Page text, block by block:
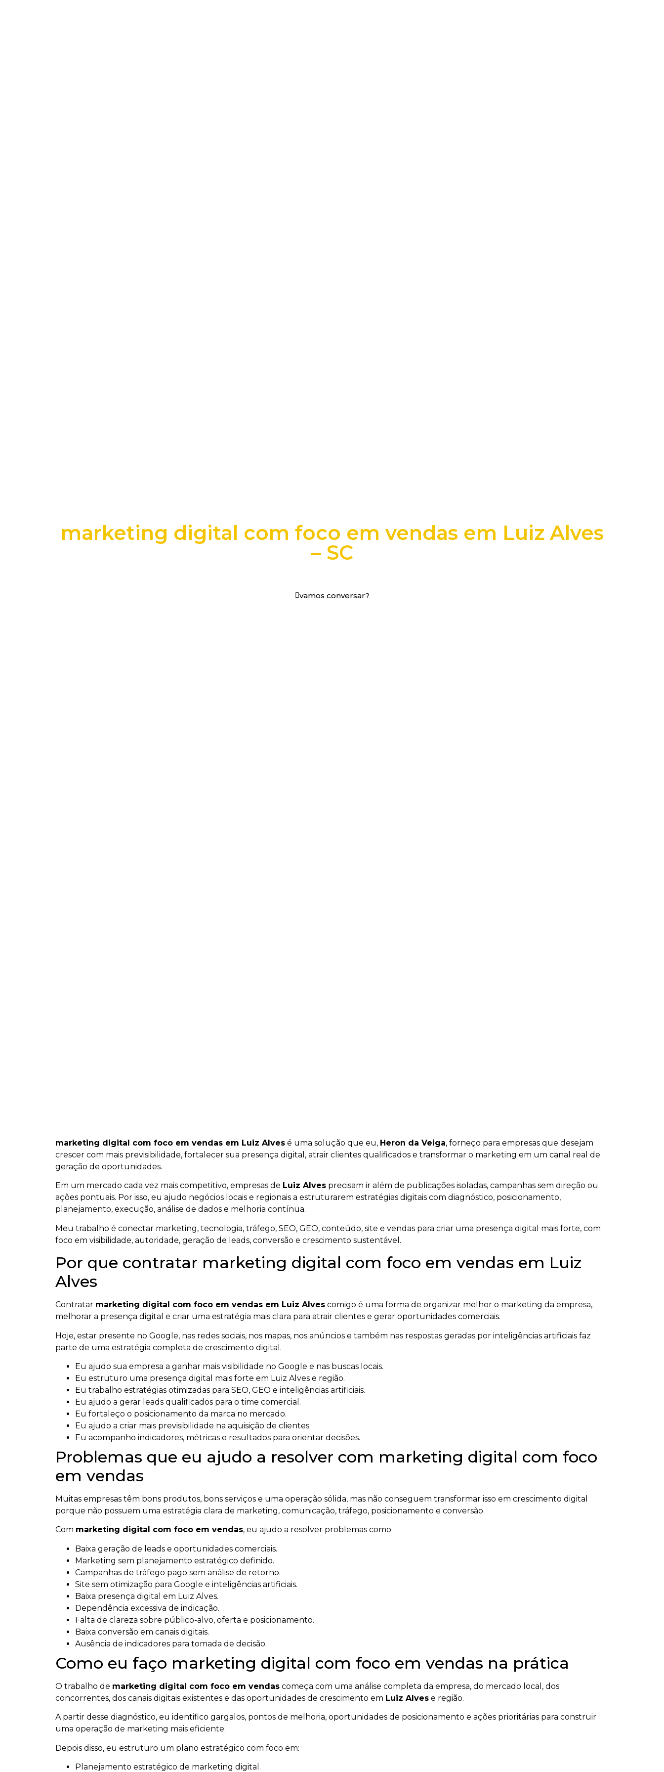
marketing digital com foco em vendas em Luiz Alves
– SC
vamos conversar?
marketing digital com foco em vendas em Luiz Alves é uma solução que eu, Heron da Veiga, forneço para empresas que desejam
crescer com mais previsibilidade, fortalecer sua presença digital, atrair clientes qualificados e transformar o marketing em um canal real de
geração de oportunidades.
Em um mercado cada vez mais competitivo, empresas de Luiz Alves precisam ir além de publicações isoladas, campanhas sem direção ou
ações pontuais. Por isso, eu ajudo negócios locais e regionais a estruturarem estratégias digitais com diagnóstico, posicionamento,
planejamento, execução, análise de dados e melhoria contínua.
Meu trabalho é conectar marketing, tecnologia, tráfego, SEO, GEO, conteúdo, site e vendas para criar uma presença digital mais forte, com
foco em visibilidade, autoridade, geração de leads, conversão e crescimento sustentável.
Por que contratar marketing digital com foco em vendas em Luiz
Alves
Contratar marketing digital com foco em vendas em Luiz Alves comigo é uma forma de organizar melhor o marketing da empresa,
melhorar a presença digital e criar uma estratégia mais clara para atrair clientes e gerar oportunidades comerciais.
Hoje, estar presente no Google, nas redes sociais, nos mapas, nos anúncios e também nas respostas geradas por inteligências artificiais faz
parte de uma estratégia completa de crescimento digital.
Eu ajudo sua empresa a ganhar mais visibilidade no Google e nas buscas locais.
Eu estruturo uma presença digital mais forte em Luiz Alves e região.
Eu trabalho estratégias otimizadas para SEO, GEO e inteligências artificiais.
Eu ajudo a gerar leads qualificados para o time comercial.
Eu fortaleço o posicionamento da marca no mercado.
Eu ajudo a criar mais previsibilidade na aquisição de clientes.
Eu acompanho indicadores, métricas e resultados para orientar decisões.
Problemas que eu ajudo a resolver com marketing digital com foco
em vendas
Muitas empresas têm bons produtos, bons serviços e uma operação sólida, mas não conseguem transformar isso em crescimento digital
porque não possuem uma estratégia clara de marketing, comunicação, tráfego, posicionamento e conversão.
Com marketing digital com foco em vendas, eu ajudo a resolver problemas como:
Baixa geração de leads e oportunidades comerciais.
Marketing sem planejamento estratégico definido.
Campanhas de tráfego pago sem análise de retorno.
Site sem otimização para Google e inteligências artificiais.
Baixa presença digital em Luiz Alves.
Dependência excessiva de indicação.
Falta de clareza sobre público-alvo, oferta e posicionamento.
Baixa conversão em canais digitais.
Ausência de indicadores para tomada de decisão.
Como eu faço marketing digital com foco em vendas na prática
O trabalho de marketing digital com foco em vendas começa com uma análise completa da empresa, do mercado local, dos
concorrentes, dos canais digitais existentes e das oportunidades de crescimento em Luiz Alves e região.
A partir desse diagnóstico, eu identifico gargalos, pontos de melhoria, oportunidades de posicionamento e ações prioritárias para construir
uma operação de marketing mais eficiente.
Depois disso, eu estruturo um plano estratégico com foco em:
Planejamento estratégico de marketing digital.